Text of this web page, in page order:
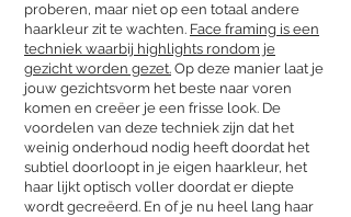
proberen, maar niet op een totaal andere
haarkleur zit te wachten. Face framing is een
techniek waarbij highlights rondom je
gezicht worden gezet. Op deze manier laat je
jouw gezichtsvorm het beste naar voren
komen en creëer je een frisse look. De
voordelen van deze techniek zijn dat het
weinig onderhoud nodig heeft doordat het
subtiel doorloopt in je eigen haarkleur, het
haar lijkt optisch voller doordat er diepte
wordt gecreëerd. En of je nu heel lang haar